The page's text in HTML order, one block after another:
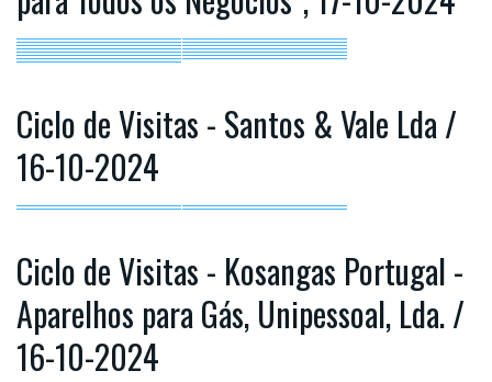
Ciclo de Visitas - Santos & Vale Lda /
16-10-2024
Ciclo de Visitas - Kosangas Portugal -
Aparelhos para Gás, Unipessoal, Lda. /
16-10-2024